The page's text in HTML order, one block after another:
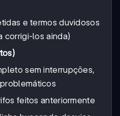
e termos duvidosos
corrigi-los ainda)
sem interrupções,
feitos anteriormente